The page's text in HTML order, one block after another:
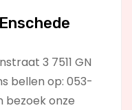
3 7511 GN
bellen op: 053-
bezoek onze